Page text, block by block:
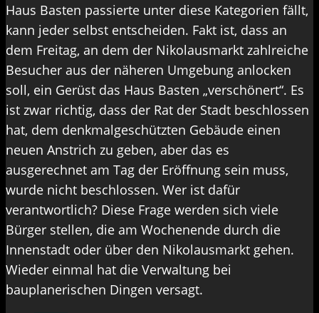
Haus Basten passierte unter diese Kategorien fällt,
kann jeder selbst entscheiden. Fakt ist, dass an
dem Freitag, an dem der Nikolausmarkt zahlreiche
Besucher aus der näheren Umgebung anlocken
soll, ein Gerüst das Haus Basten „verschönert“. Es
ist zwar richtig, dass der Rat der Stadt beschlossen
hat, dem denkmalgeschützten Gebäude einen
neuen Anstrich zu geben, aber das es
ausgerechnet am Tag der Eröffnung sein muss,
wurde nicht beschlossen. Wer ist dafür
verantwortlich? Diese Frage werden sich viele
Bürger stellen, die am Wochenende durch die
Innenstadt oder über den Nikolausmarkt gehen.
Wieder einmal hat die Verwaltung bei
bauplanerischen Dingen versagt.